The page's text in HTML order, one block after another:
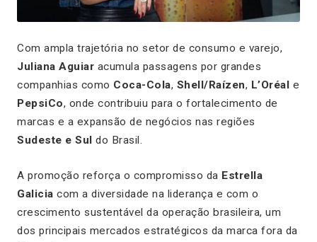
Com ampla trajetória no setor de consumo e varejo,
Juliana Aguiar acumula passagens por grandes
companhias como Coca-Cola, Shell/Raízen, L’Oréal e
PepsiCo, onde contribuiu para o fortalecimento de
marcas e a expansão de negócios nas regiões
Sudeste e Sul do Brasil.
A promoção reforça o compromisso da Estrella
Galicia com a diversidade na liderança e com o
crescimento sustentável da operação brasileira, um
dos principais mercados estratégicos da marca fora da